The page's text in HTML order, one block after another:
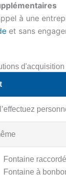
à une
et sans
Fontaine
Fontaine à